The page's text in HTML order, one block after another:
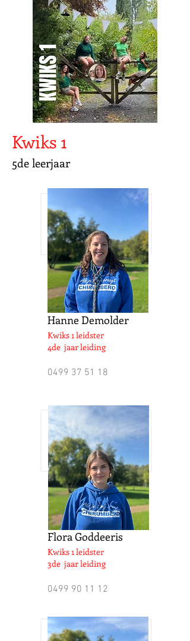
Kwiks 1
5de leerjaar
Hanne Demolder
Kwiks 1 leidster
4de jaar leiding
0499 37 51 18
Flora Goddeeris
Kwiks 1 leidster
3de jaar leiding
0499 90 11 12